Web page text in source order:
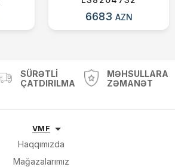
6683 AZN
SÜRƏTLI
ÇATDIRILMA
MƏHSULLARA
ZƏMANƏT
VMF
Haqqımızda
Mağazalarımız